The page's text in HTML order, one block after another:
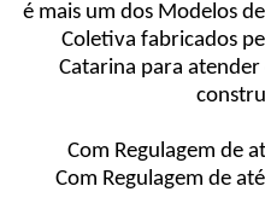
é mais um dos Modelos
Coletiva fabricados
Catarina para
Com Regulagem de
Com Regulagem de